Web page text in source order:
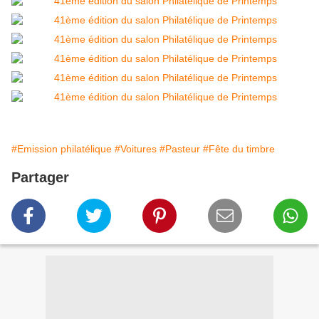
#Emission philatélique #Voitures #Pasteur #Fête du timbre
Partager